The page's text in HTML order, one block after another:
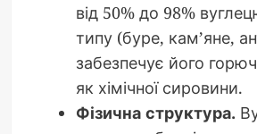
від 50% до 98%
типу (буре, кам’яне,
забезпечує його
як хімічної сировини.
Фізична структура.